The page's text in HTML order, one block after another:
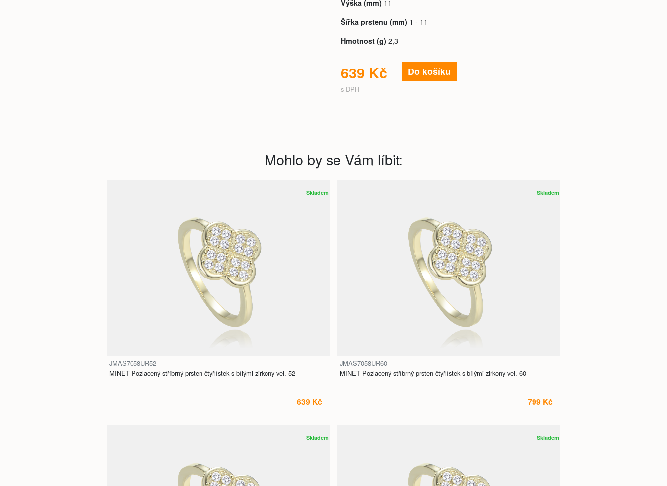
Výška (mm) 11
Šířka prstenu (mm) 1 - 11
Hmotnost (g) 2,3
639 Kč
s DPH
Do košíku
Mohlo by se Vám líbit:
Skladem
JMAS7058UR52
MINET Pozlacený stříbrný prsten čtyřlístek s bílými zirkony vel. 52
639 Kč
Skladem
JMAS7058UR60
MINET Pozlacený stříbrný prsten čtyřlístek s bílými zirkony vel. 60
799 Kč
Skladem Skladem